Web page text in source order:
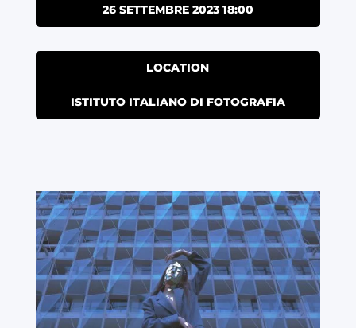
26 SETTEMBRE 2023 18:00
LOCATION
ISTITUTO ITALIANO DI FOTOGRAFIA